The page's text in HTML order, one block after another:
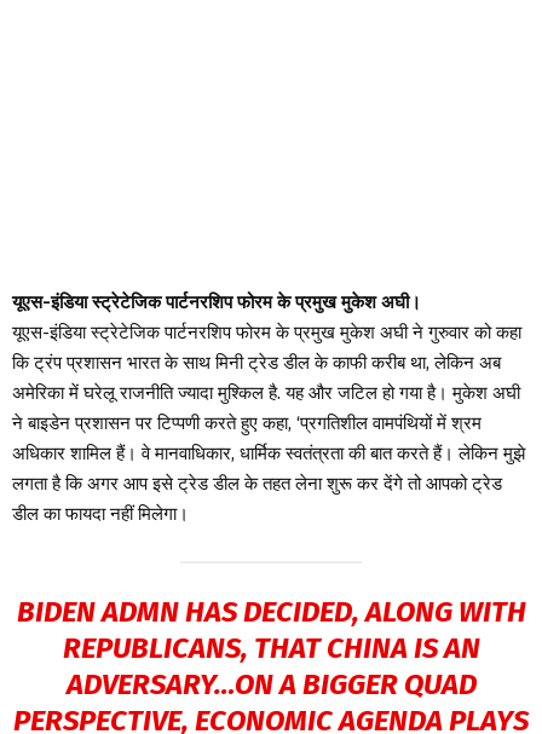
यूएस-इंडिया स्ट्रेटेजिक पार्टनरशिप फोरम के प्रमुख मुकेश अघी।
यूएस-इंडिया स्ट्रेटेजिक पार्टनरशिप फोरम के प्रमुख मुकेश अघी ने गुरुवार को कहा
कि ट्रंप प्रशासन भारत के साथ मिनी ट्रेड डील के काफी करीब था, लेकिन अब
अमेरिका में घरेलू राजनीति ज्यादा मुश्किल है. यह और जटिल हो गया है। मुकेश अघी
ने बाइडेन प्रशासन पर टिप्पणी करते हुए कहा, ‘प्रगतिशील वामपंथियों में श्रम
अधिकार शामिल हैं। वे मानवाधिकार, धार्मिक स्वतंत्रता की बात करते हैं। लेकिन मुझे
लगता है कि अगर आप इसे ट्रेड डील के तहत लेना शुरू कर देंगे तो आपको ट्रेड
डील का फायदा नहीं मिलेगा।
BIDEN ADMN HAS DECIDED, ALONG WITH
REPUBLICANS, THAT CHINA IS AN
ADVERSARY…ON A BIGGER QUAD
PERSPECTIVE, ECONOMIC AGENDA PLAYS